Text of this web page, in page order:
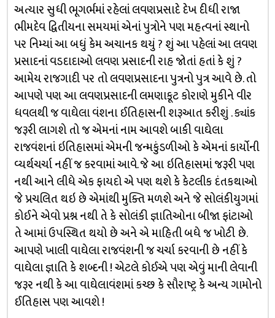
અત્યાર સુધી ભૂગર્ભમાં રહેલાં લવણપ્રસાદે દેખ દીધી રાજા
ભીમદેવ દ્વિતીયના સમયમાં એનાં પુત્રોને પણ મહત્વનાં સ્થાનો
પર નિમ્યાં આ બધું કેમ અચાનક થયું ? શું આ પહેલાં આ લવણ
પ્રસાદનાં વડદાદાઓ લવણ પ્રસાદની રાહ જોતાં હતાં કે શું ?
આમેય રાજગાદી પર તો લવણપ્રસાદના પુત્રનો પુત્ર આવે છે. તો
આપણે પણ આ લવણપ્રસાદની લમણાકૂટ કોરાણે મુકીને વીર
ધવલથી જ વાઘેલા વંશના ઈતિહાસની શરૂઆત કરીશું . ક્યાંક
જરૂરી લાગશે તો જ એમનાં નામ આવશે બાકી વાઘેલા
રાજવંશનાં ઇતિહાસમાં એમની જન્મકુંડળીઓ કે એમનાં કાર્યોની
વ્યર્થચર્ચા નહીં જ કરવામાં આવે. જે આ ઇતિહાસમાં જરૂરી પણ
નથી આને લીધે એક ફાયદો એ પણ થશે કે કેટલીક દંતકથાઓ
જે પ્રચલિત થઇ છે એમાંથી મુક્તિ મળશે અને જે સોલંકીયુગમાં
કોઈને એવો પ્રશ્ન નથી તે કે સોલંકી જ્ઞાતિઓના બીજા ફાંટાઓ
તે આમાં ઉપસ્થિત થયો છે અને એ માહિતી બધે જ ખોટી છે.
આપણે ખાલી વાઘેલા રાજવંશની જ ચર્ચા કરવાની છે નહીં કે
વાઘેલા જ્ઞાતિ કે શબ્દની ! એટલે કોઈએ પણ એવું માની લેવાની
જરૂર નથી કે આ વાઘેલાવંશમાં કચ્છ કે સૌરાષ્ટ્ર કે અન્ય ગામોનો
ઈતિહાસ પણ આવશે !